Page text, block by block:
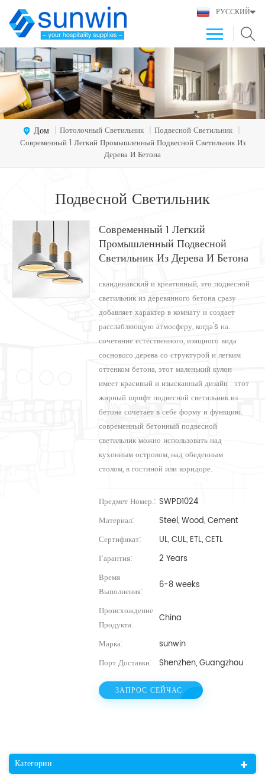
РУССКИЙ
Дом | Потолочный Светильник | Подвесной Светильник |
Современный 1 Легкий Промышленный Подвесной Светильник Из
Дерева И Бетона
Подвесной Светильник
Современный 1 Легкий
Промышленный Подвесной
Светильник Из Дерева И Бетона
скандинавский и креативный, это подвесной
светильник из деревянного бетона сразу
добавляет характер в комнату и создает
расслабляющую атмосферу, когда's на.
сочетание естественного, изящного вида
соснового дерева со структурой и легким
оттенком бетона, этот маленький кулон
имеет красивый и изысканный дизайн . этот
жирный шрифт подвесной светильник из
бетона сочетает в себе форму и функцию.
современный бетонный подвесной
светильник можно использовать над
кухонным островом, над обеденным
столом, в гостиной или коридоре.
Предмет Номер.: SWPD1024
Материал:
Steel, Wood, Cement
Сертификат:
UL, CUL, ETL, CETL
Гарантия:
2 Years
Время
Выполнения:
6-8 weeks
Происхождение
Продукта:
China
Марка:
sunwin
Порт Доставки:
Shenzhen, Guangzhou
ЗАПРОС СЕЙЧАС
Категории